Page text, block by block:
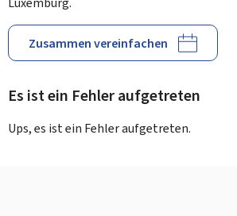
Zusammen vereinfachen
Es ist ein Fehler aufgetreten
Ups, es ist ein Fehler aufgetreten.